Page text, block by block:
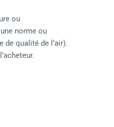
ou
norme ou
de qualité de l’air).